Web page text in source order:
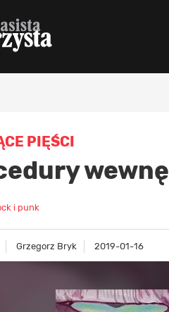
PIĘŚCI
i punk
Grzegorz Bryk 2019-01-16